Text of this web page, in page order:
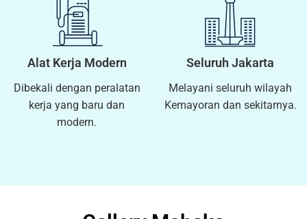
Alat Kerja Modern
Dibekali dengan peralatan
kerja yang baru dan
modern.
Seluruh Jakarta
Melayani seluruh wilayah
Kemayoran dan sekitarnya.